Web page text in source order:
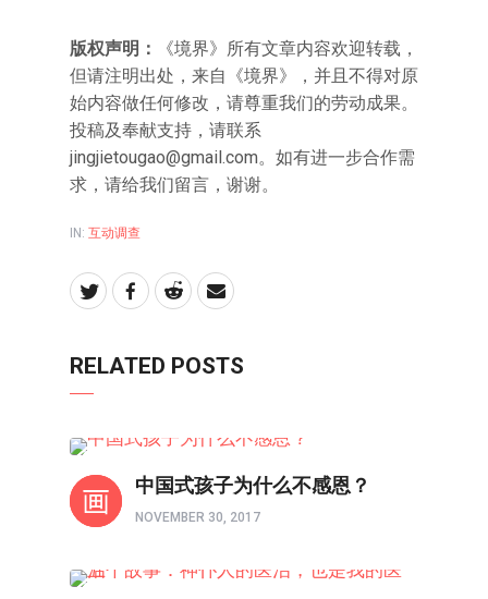
版权声明：
《境界》所有文章内容欢迎转载，
但请注明出处，来自《境界》，并且不得对原
始内容做任何修改，请尊重我们的劳动成果。
投稿及奉献支持，请联系
jingjietougao@gmail.com。如有进一步合作需
求，请给我们留言，谢谢。
IN: 互动调查
RELATED POSTS
中国式孩子为什么不感恩？
NOVEMBER 30, 2017